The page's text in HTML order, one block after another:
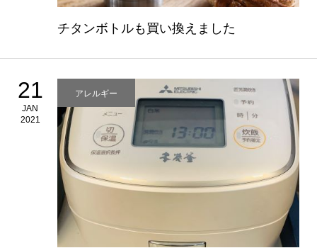
チタンボトルも買い換えました
21
JAN
2021
アレルギー